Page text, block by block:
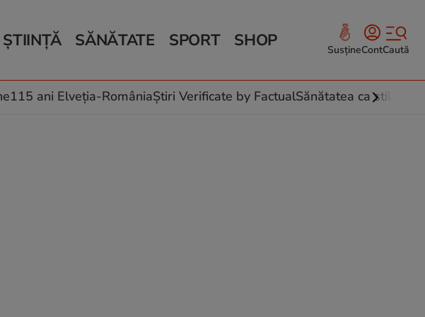
ȘTIINȚĂ
climatice
SĂNĂTATE
Relații
Rețete culinare
SPORT SHOP SusțineContCaută
115 ani Elveția-RomâniaȘtiri Verificate by FactualSănătatea ca stil de